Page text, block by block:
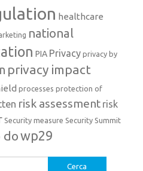
healthcare
national
PIA Privacy privacy by
privacy impact
processes protection of
risk assessment risk
Security measure Security Summit
dowp29